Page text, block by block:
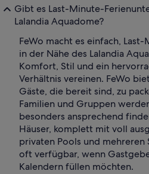
Gibt es Last-Minute-
Lalandia Aquadome?
FeWo macht es einfach,
in der Nähe des Lalandia
Komfort, Stil und ein
Verhältnis vereinen. FeWo
Gäste, die bereit sind, zu
Familien und Gruppen
besonders ansprechend
Häuser, komplett mit voll
privaten Pools und
oft verfügbar, wenn
Kalendern füllen möchten.